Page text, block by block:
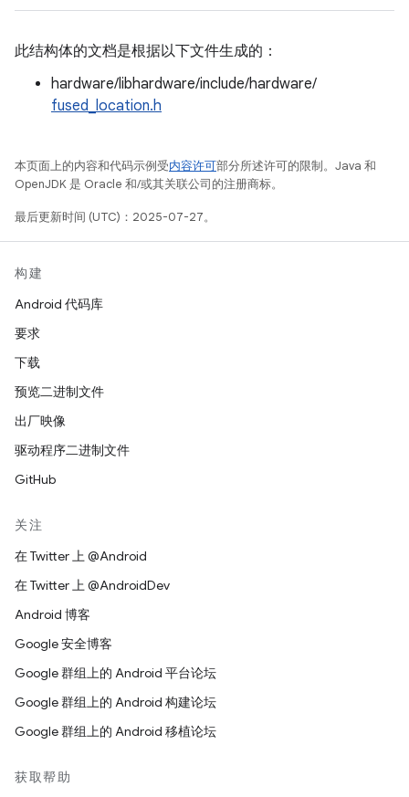
此结构体的文档是根据以下文件生成的：
hardware/libhardware/include/hardware/
fused_location.h
本页面上的内容和代码示例受内容许可部分所述许可的限制。Java 和
OpenJDK 是 Oracle 和/或其关联公司的注册商标。
最后更新时间 (UTC)：2025-07-27。
构建
Android 代码库
要求
下载
预览二进制文件
出厂映像
驱动程序二进制文件
GitHub
关注
在 Twitter 上 @Android
在 Twitter 上 @AndroidDev
Android 博客
Google 安全博客
Google 群组上的 Android 平台论坛
Google 群组上的 Android 构建论坛
Google 群组上的 Android 移植论坛
获取帮助